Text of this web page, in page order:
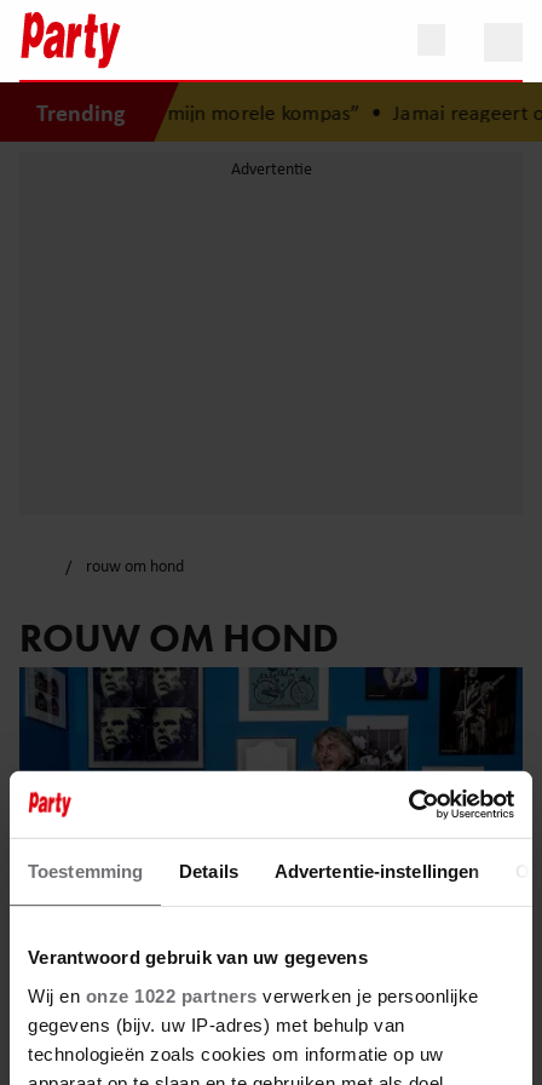
Toestemming Details Advertentie-instellingen
Verantwoord gebruik van uw gegevens
Wij en onze 1022 partners verwerken je persoonlijke
gegevens (bijv. uw IP-adres) met behulp van
technologieën zoals cookies om informatie op uw
Trending
“Mijn zus is mijn morele kompas”•Jamai reageert
rouw om hond
ROUW OM HOND
5 juli 2025